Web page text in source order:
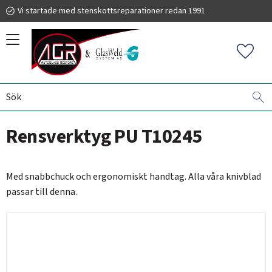
Vi startade med stenskottsreparationer redan 1991
RUTBYTE
Rensverktyg PU T10245
Med snabbchuck och ergonomiskt handtag. Alla våra knivblad
passar till denna.
019 225 220